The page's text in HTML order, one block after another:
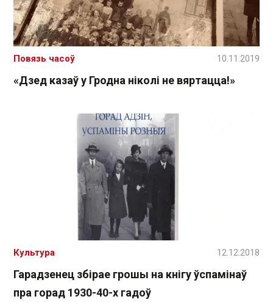
«Дзед казаў у Гродна ніколі не вяртацца!»
Повязь часоў 10.11.2019
Гарадзенец збірае грошы на кнігу ўспамінаў
пра горад 1930-40-х гадоў
Культура 12.12.2018